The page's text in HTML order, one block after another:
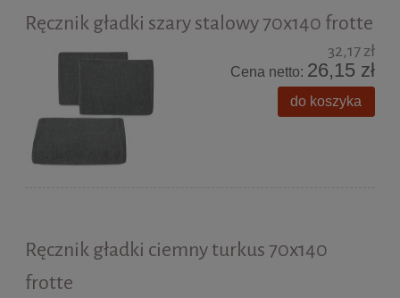
Ręcznik gładki szary stalowy 70x140 frotte
32,17 zł
Cena netto: 26,15 zł
do koszyka
Ręcznik gładki ciemny turkus 70x140
frotte